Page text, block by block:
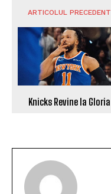
ARTICOLUL PRECEDENT
Knicks Revine la Gloria